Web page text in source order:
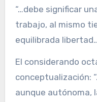
“…debe significar
trabajo, al mismo
equilibrada
El considerando
conceptualización:
aunque autónoma,